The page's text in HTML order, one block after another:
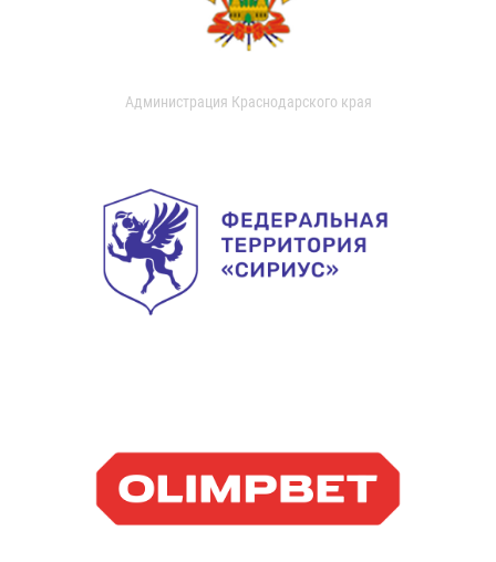
Администрация Краснодарского края